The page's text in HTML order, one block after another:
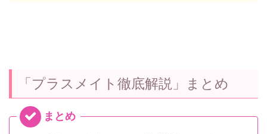
「プラスメイト徹底解説」まとめ